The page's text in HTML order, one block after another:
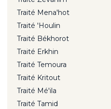
Traité Mena'hot
Traité 'Houlin
Traité Békhorot
Traité Erkhin
Traité Temoura
Traité Kritout
Traité Mé'ila
Traité Tamid